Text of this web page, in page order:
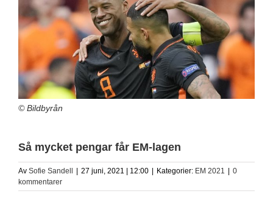
© Bildbyrån
Så mycket pengar får EM-lagen
Av Sofie Sandell 27 juni, 2021 | 12:00 Kategorier: EM 2021
0
kommentarer